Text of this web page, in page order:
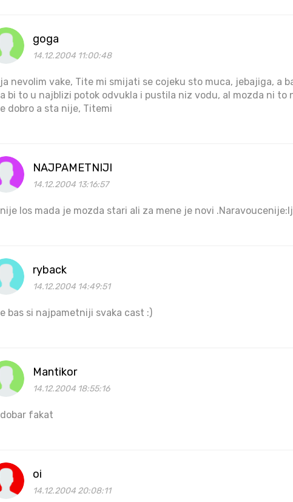
goga
14.12.2004 11:00:48
ja nevolim vake, Tite mi smijati se cojeku sto muca, jebajiga, a
a bi to u najblizi potok odvukla i pustila niz vodu, al mozda ni to
e dobro a sta nije, Titemi
NAJPAMETNIJI
14.12.2004 13:16:57
nije los mada je mozda stari ali za mene je novi
ryback
14.12.2004 14:49:51
e bas si najpametniji svaka cast :)
Mantikor
14.12.2004 18:55:16
dobar fakat
oi
14.12.2004 20:08:11